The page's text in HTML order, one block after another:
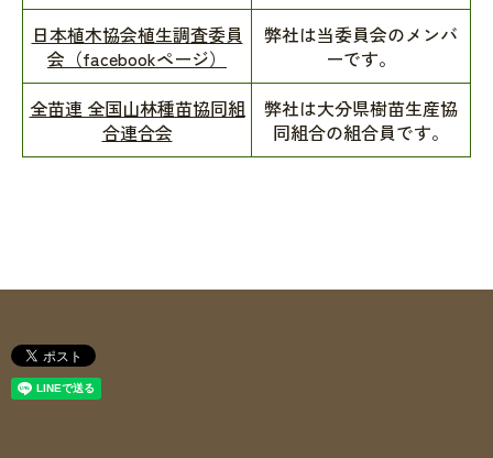
日本植木協会植生調査委員
会（facebookページ）
弊社は当委員会のメンバ
ーです。
全苗連 全国山林種苗協同組
合連合会
弊社は大分県樹苗生産協
同組合の組合員です。